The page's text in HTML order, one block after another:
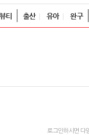
뷰티 출산 유아 완구
로그인하시면 다